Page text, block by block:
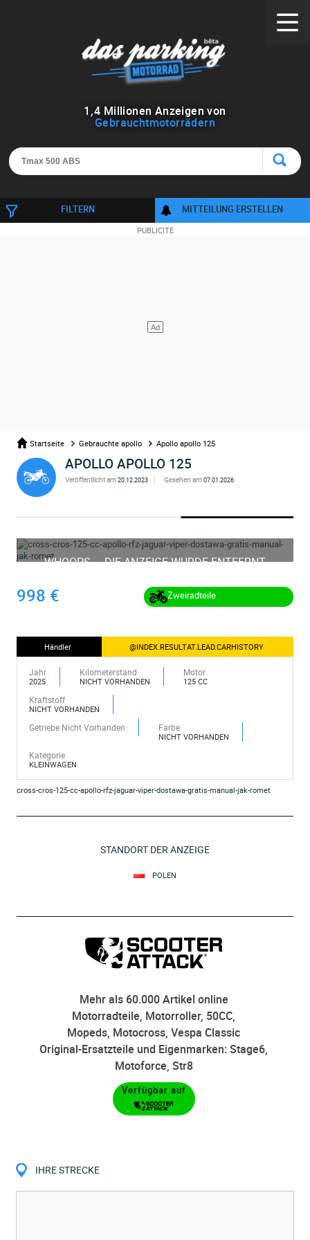
1 ,4 Millionen Anzeigen von
Gebrauchtmotorrädern
FILTERN MITTEILUNG ERSTELLEN
Startseite Gebrauchte apollo Apollo apollo 125
APOLLO APOLLO 125
Veröffentlicht am 20.12.2023 Gesehen am 07.01.2026
WHOOPS ... DIE ANZEIGE WURDE ENTFERNT
998 € Zweiradteile
Händler @INDEX.RESULTAT.LEAD.CARHISTORY
Jahr
2025
Kilometerstand
NICHT VORHANDEN
Motor
125 CC
Kraftstoff
NICHT VORHANDEN
Getriebe Nicht Vorhanden Farbe
NICHT VORHANDEN
Kategorie
KLEINWAGEN
cross-cros-125-cc-apollo-rfz-jaguar-viper-dostawa-gratis-manual-jak-romet
STANDORT DER ANZEIGE
POLEN
Mehr als 60.000 Artikel online
Motorradteile, Motorroller, 50CC,
Mopeds, Motocross, Vespa Classic
Original-Ersatzteile und Eigenmarken: Stage6,
Motoforce, Str8
Verfügbar auf
IHRE STRECKE